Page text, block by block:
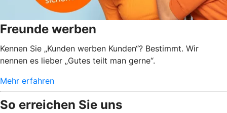
Freunde werben
Kennen Sie „Kunden werben Kunden“? Bestimmt. Wir
nennen es lieber „Gutes teilt man gerne“.
Mehr erfahren
So erreichen Sie uns